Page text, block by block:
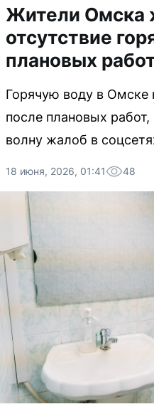
Жители Омска
отсутствие
плановых
Горячую воду в
после плановых
волну жалоб в
18 июня, 2026, 01:41 48